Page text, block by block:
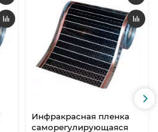
Инфракрасная пленка
саморегулирующаяся